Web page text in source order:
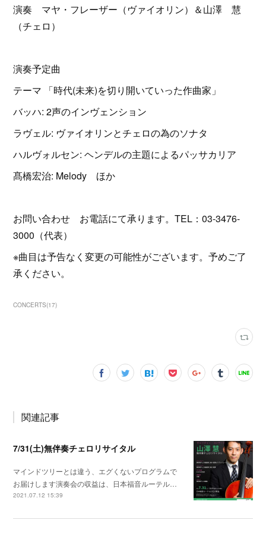
演奏 マヤ・フレーザー（ヴァイオリン）＆山澤 慧
（チェロ）
演奏予定曲
テーマ 「時代(未来)を切り開いていった作曲家」
バッハ: 2声のインヴェンション
ラヴェル: ヴァイオリンとチェロの為のソナタ
ハルヴォルセン: ヘンデルの主題によるパッサカリア
髙橋宏治: Melody ほか
お問い合わせ お電話にて承ります。TEL：03-3476-
3000（代表）
※曲目は予告なく変更の可能性がございます。予めご了
承ください。
CONCERTS(17)
関連記事
7/31(土)無伴奏チェロリサイタル
マインドツリーとは違う、エグくないプログラムで
お届けします演奏会の収益は、日本福音ルーテル…
2021.07.12 15:39